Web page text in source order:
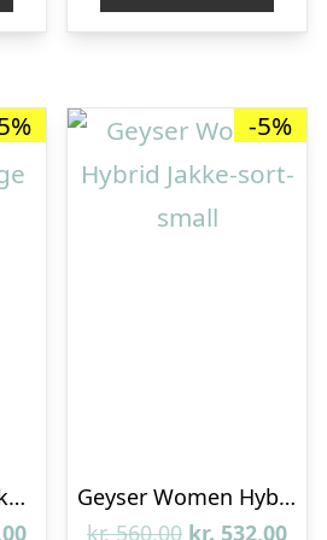
kr. 522,50.
kr. 560,00.kr.
Geyser Hybrid Jakke Navy-large
Den
-5%
Geyser Women Hybrid Jakke-sort-small
kr.560,00 Den
kr. 532,00Den